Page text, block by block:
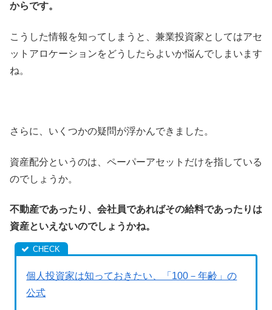
からです。
こうした情報を知ってしまうと、兼業投資家としてはアセ
ットアロケーションをどうしたらよいか悩んでしまいます
ね。
さらに、いくつかの疑問が浮かんできました。
資産配分というのは、ペーパーアセットだけを指している
のでしょうか。
不動産であったり、会社員であればその給料であったりは
資産といえないのでしょうかね。
個人投資家は知っておきたい、「100－年齢」の
公式